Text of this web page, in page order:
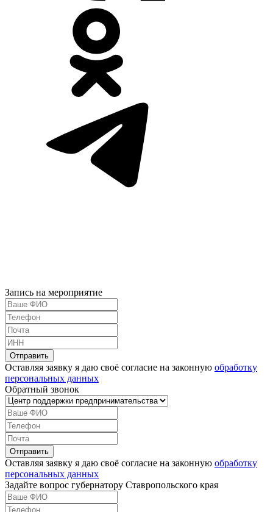
Запись на мероприятие
Оставляя заявку я даю своё согласие на законную обработку
персональных данных
Обратный звонок
Оставляя заявку я даю своё согласие на законную обработку
персональных данных
Задайте вопрос губернатору Ставропольского края